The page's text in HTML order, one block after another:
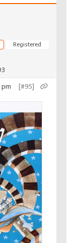
Registered
pm [#95]